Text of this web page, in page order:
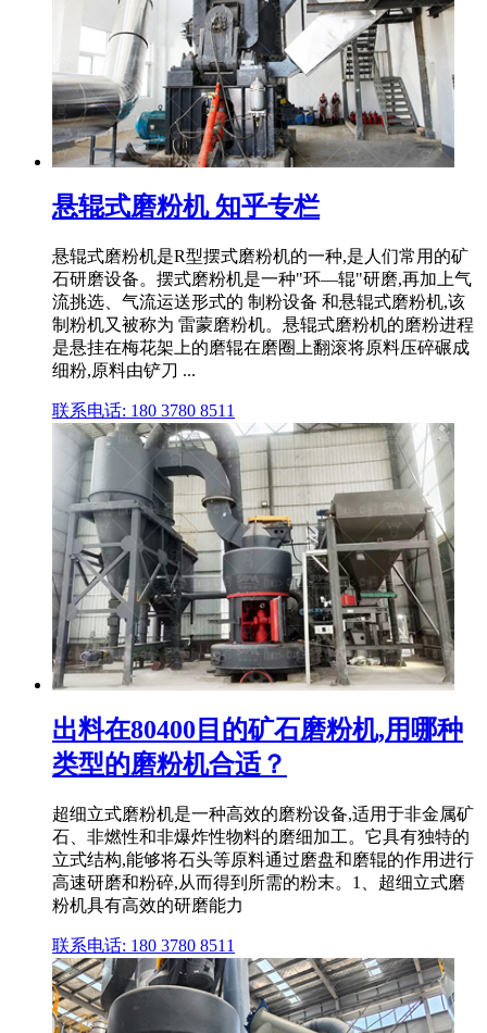
悬辊式磨粉机 知乎专栏
悬辊式磨粉机是R型摆式磨粉机的一种,是人们常用的矿
石研磨设备。摆式磨粉机是一种"环—辊"研磨,再加上气
流挑选、气流运送形式的 制粉设备 和悬辊式磨粉机,该
制粉机又被称为 雷蒙磨粉机。悬辊式磨粉机的磨粉进程
是悬挂在梅花架上的磨辊在磨圈上翻滚将原料压碎碾成
细粉,原料由铲刀 ...
联系电话: 180 3780 8511
出料在80400目的矿石磨粉机,用哪种
类型的磨粉机合适？
超细立式磨粉机是一种高效的磨粉设备,适用于非金属矿
石、非燃性和非爆炸性物料的磨细加工。它具有独特的
立式结构,能够将石头等原料通过磨盘和磨辊的作用进行
高速研磨和粉碎,从而得到所需的粉末。1、超细立式磨
粉机具有高效的研磨能力
联系电话: 180 3780 8511